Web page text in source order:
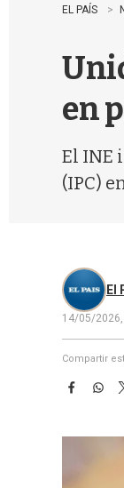
EL PAÍS
en
El INE
(IPC)
El
14/05/2026,
Compartir
F
e
W
t